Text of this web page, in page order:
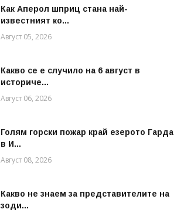
Как Аперол шприц стана най-
известният ко...
Август 05, 2026
Какво се е случило на 6 август в
историче...
Август 06, 2026
Голям горски пожар край езерото Гарда
в И...
Август 08, 2026
Какво не знаем за представителите на
зоди...